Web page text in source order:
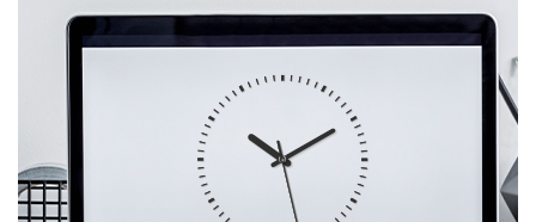
Інтернет-магазин
Запчастини для смартфонів
м. Київ, вул. Хрещатик 44-A
Позняки
м. Київ, вул. Анни Ахматової, 30
Оболонь Палац "Україна"